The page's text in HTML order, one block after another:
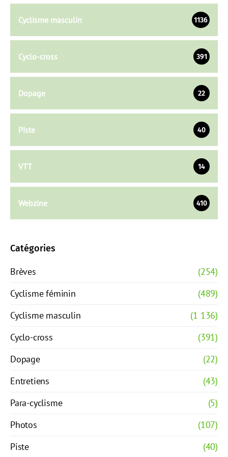
Cyclisme masculin 1136
Cyclo-cross 391
Dopage 22
Piste 40
VTT 14
Webzine 410
Catégories
Brèves
(254)
Cyclisme féminin
(489)
Cyclisme masculin
(1 136)
Cyclo-cross
(391)
Dopage
(22)
Entretiens
(43)
Para-cyclisme
(5)
Photos
(107)
Piste
(40)